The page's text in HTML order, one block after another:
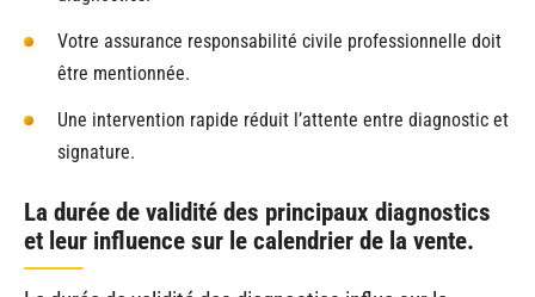
Votre assurance responsabilité civile professionnelle doit
être mentionnée.
Une intervention rapide réduit l’attente entre diagnostic et
signature.
La durée de validité des principaux diagnostics
et leur influence sur le calendrier de la vente.